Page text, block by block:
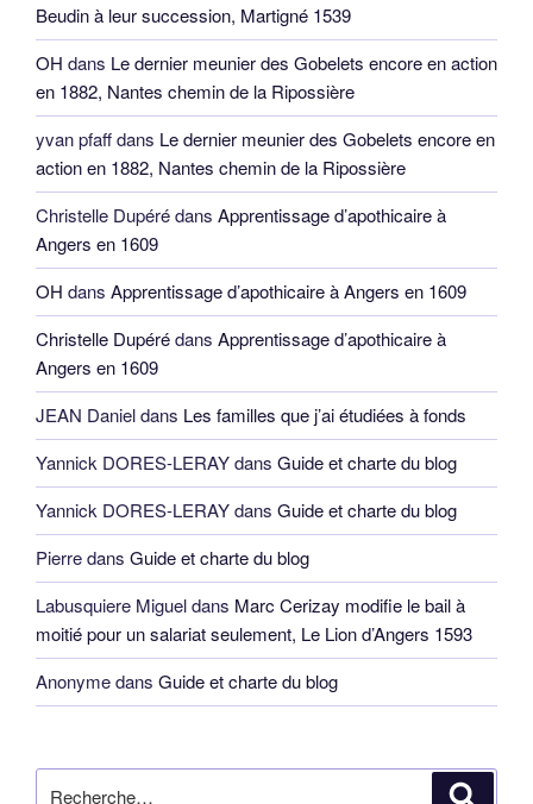
Yannick DORES-LERAYdansGuide et charte du blog
Pierredans Guide et charte du blog
Labusquiere MigueldansMarc Cerizay modifie le bail à
moitié pour un salariat seulement, Le Lion d’Angers 1593
AnonymedansGuide et charte du blog
Recherche
pour
:
CATÉGORIES
Catégories
ARTICLES RÉCENTS
Nicole, veuve de Jean Bouju, réclame la donation qu’il lui
avait faite, Angers 1503
1 août 2026
Rôle de capitation de Martigné-Ferchaud (35) en 1739 : par